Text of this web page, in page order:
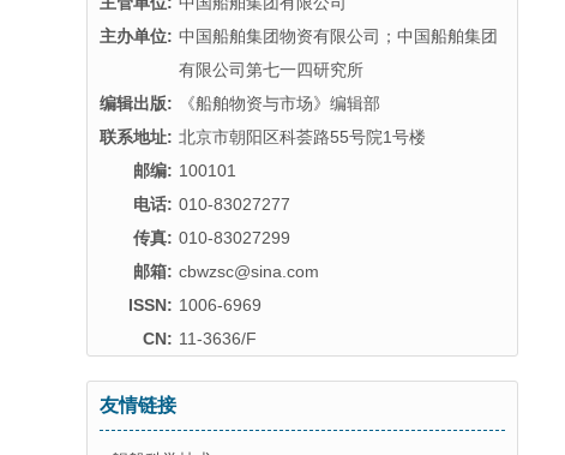
主办单位: 中国船舶集团物资有限公司；中国船舶集团
有限公司第七一四研究所
编辑出版:
《船舶物资与市场》编辑部
联系地址: 北京市朝阳区科荟路55号院1号楼
邮编: 100101
电话: 010-83027277
传真: 010-83027299
邮箱: cbwzsc@sina.com
ISSN: 1006-6969
CN: 11-3636/F
友情链接